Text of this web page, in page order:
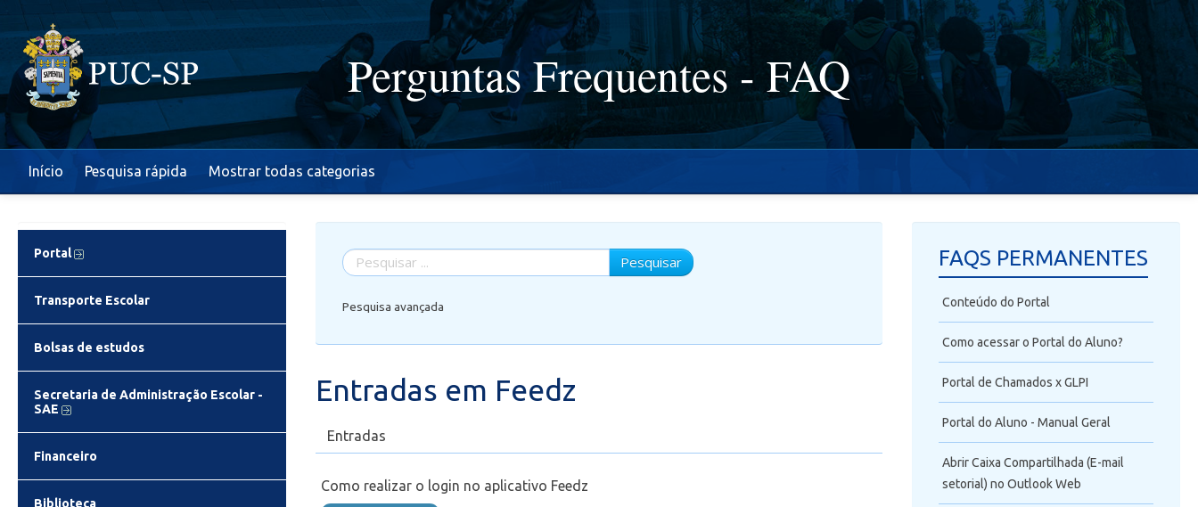
Perguntas Frequentes - FAQ
Início Pesquisa rápida Mostrar todas categorias
Portal
Transporte Escolar
Bolsas de estudos
Secretaria de Administração Escolar -
SAE
Financeiro
Biblioteca
Pesquisar
Pesquisa avançada
Entradas em Feedz
Entradas
Como realizar o login no aplicativo Feedz
FAQS PERMANENTES
Conteúdo do Portal
Como acessar o Portal do Aluno?
Portal de Chamados x GLPI
Portal do Aluno - Manual Geral
Abrir Caixa Compartilhada (E-mail
setorial) no Outlook Web